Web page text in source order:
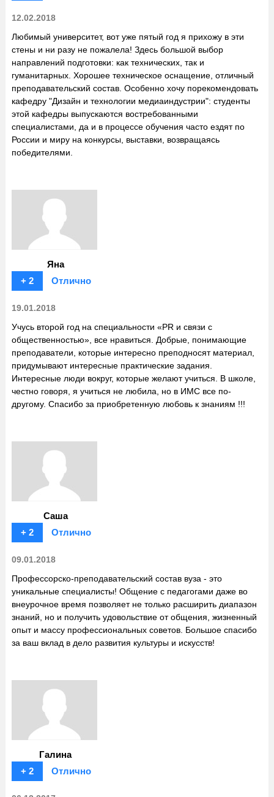
12.02.2018
Любимый университет, вот уже пятый год я прихожу в эти
стены и ни разу не пожалела! Здесь большой выбор
направлений подготовки: как технических, так и
гуманитарных. Хорошее техническое оснащение, отличный
преподавательский состав. Особенно хочу порекомендовать
кафедру "Дизайн и технологии медиаиндустрии": студенты
этой кафедры выпускаются востребованными
специалистами, да и в процессе обучения часто ездят по
России и миру на конкурсы, выставки, возвращаясь
победителями.
Яна
+ 2
Отлично
19.01.2018
Учусь второй год на специальности «PR и связи с
общественностью», все нравиться. Добрые, понимающие
преподаватели, которые интересно преподносят материал,
придумывают интересные практические задания.
Интересные люди вокруг, которые желают учиться. В школе,
честно говоря, я учиться не любила, но в ИМС все по-
другому. Спасибо за приобретенную любовь к знаниям !!!
Саша
+ 2
Отлично
09.01.2018
Профессорско-преподавательский состав вуза - это
уникальные специалисты! Общение с педагогами даже во
внеурочное время позволяет не только расширить диапазон
знаний, но и получить удовольствие от общения, жизненный
опыт и массу профессиональных советов. Большое спасибо
за ваш вклад в дело развития культуры и искусств!
Галина
+ 2
Отлично